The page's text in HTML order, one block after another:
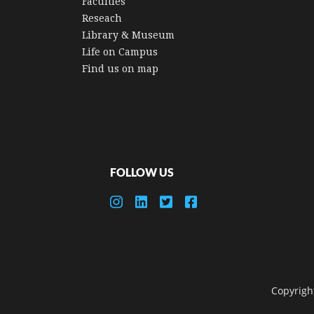
Reseach
Library & Museum
Life on Campus
Find us on map
FOLLOW US